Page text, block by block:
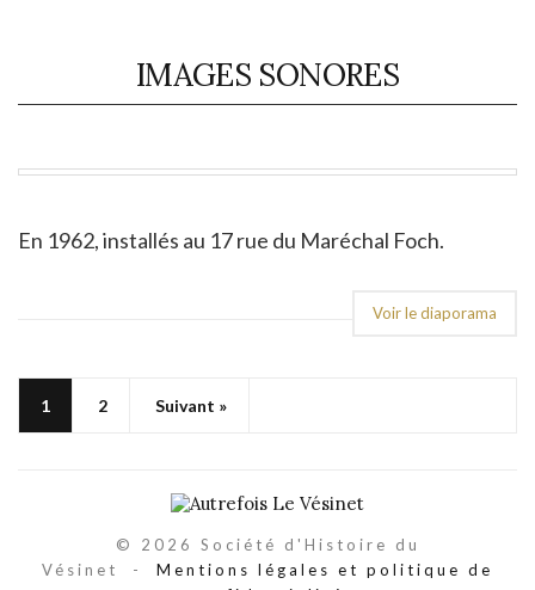
IMAGES SONORES
En 1962, installés au 17 rue du Maréchal Foch.
Voir le diaporama
1 2 Suivant »
© 2026 Société d'Histoire du
Vésinet - Mentions légales et politique de